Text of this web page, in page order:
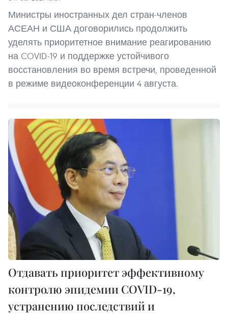
Министры иностранных дел стран-членов
АСЕАН и США договорились продолжить
уделять приоритетное внимание реагированию
на COVID-19 и поддержке устойчивого
восстановления во время встречи, проведенной
в режиме видеоконференции 4 августа.
Отдавать приоритет эффективному
контролю эпидемии COVID-19,
устранению последствий и